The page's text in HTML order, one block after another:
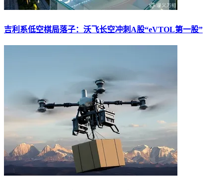
吉利系低空棋局落子：沃飞长空冲刺A股“eVTOL第一股”